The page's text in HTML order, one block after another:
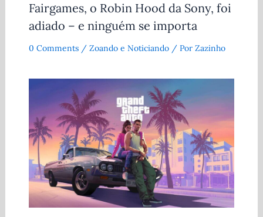
Fairgames, o Robin Hood da Sony, foi
adiado – e ninguém se importa
0 Comments / Zoando e Noticiando/ Por Zazinho